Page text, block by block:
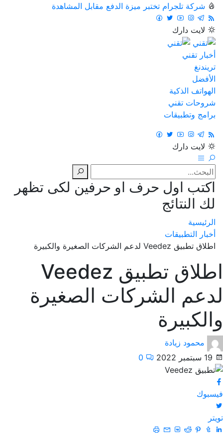
شركة تلجرام تختبر ميزة الدفع مقابل المشاهدة
لايت دارك
أخبار تقني
تريندنغ
الأفضل
الهواتف الذكية
شروحات تقني
برامج وتطبيقات
لايت دارك
اكتب اول حرف او حرفين لكى تظهر
لك النتائج
الرئيسية
أخبار التطبيقات
اطلاق تطبيق Veedez لدعم الشركات الصغيرة والكبيرة
اطلاق تطبيق Veedez
لدعم الشركات الصغيرة
والكبيرة
محمود زيادة
19 سبتمبر 2022
0
فيسبوك
تويتر